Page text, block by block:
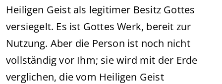
Heiligen Geist als legitimer Besitz Gottes
versiegelt. Es ist Gottes Werk, bereit zur
Nutzung. Aber die Person ist noch nicht
vollständig vor Ihm; sie wird mit der Erde
verglichen, die vom Heiligen Geist